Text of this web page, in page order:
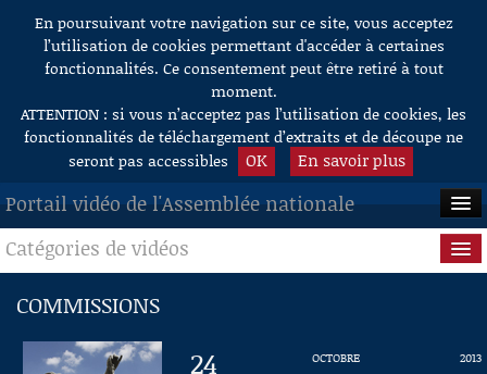
Aller au contenu
En poursuivant votre navigation sur ce site, vous acceptez
l’utilisation de cookies permettant d'accéder à certaines
fonctionnalités. Ce consentement peut être retiré à tout
moment.
ATTENTION : si vous n’acceptez pas l’utilisation de cookies, les
fonctionnalités de téléchargement d’extraits et de découpe ne
seront pas accessibles
OK En savoir plus
Portail vidéo de l'Assemblée nationale
ACCUEIL
EN DIRECT
À LA DEMANDE
Catégories de vidéos
Questions au Gouvernement
COMMISSIONS
24 OCTOBRE
2013